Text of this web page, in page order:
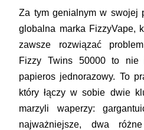
Za tym genialnym w swojej
globalna marka FizzyVape,
zawsze rozwiązać
Fizzy Twins 50000 to nie
papieros jednorazowy. To
który łączy w sobie dwie
marzyli waperzy:
najważniejsze, dwa